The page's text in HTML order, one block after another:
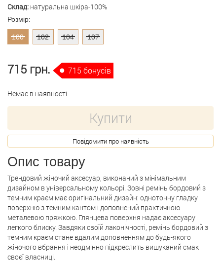
Склад: натуральна шкіра-100%
Розмір:
100 102 104 107
715 грн. 715 бонусів
Немає в наявності
Купити
Повідомити про наявність
Опис товару
Трендовий жіночий аксесуар, виконаний з мінімальним
дизайном в універсальному кольорі. Зовні ремінь бордовий з
темним краєм має оригінальний дизайн: однотонну гладку
поверхню з темним кантом і доповнений практичною
металевою пряжкою. Глянцева поверхня надає аксесуару
легкого блиску. Завдяки своїй лаконічності, ремінь бордовий з
темним краєм стане вдалим доповненням до будь-якого
жіночого вбрання і неодмінно підкреслить вишуканий смак
своєї власниці.